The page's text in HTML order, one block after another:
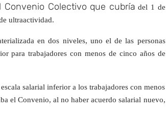
Colectivo que cubría del 1 de
ultraactividad.
en dos niveles, uno el de las personas
para trabajadores con menos de cinco años de
salarial inferior a los trabajadores con menos
el Convenio, al no haber acuerdo salarial nuevo,